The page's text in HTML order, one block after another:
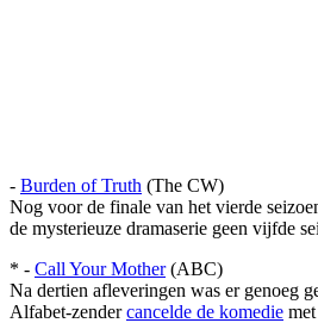
- Burden of Truth (The CW)
Nog voor de finale van het vierde
de mysterieuze dramaserie geen vijfde
* - Call Your Mother(ABC)
Na dertien afleveringen was er genoeg
Alfabet-zendercancelde de komedie